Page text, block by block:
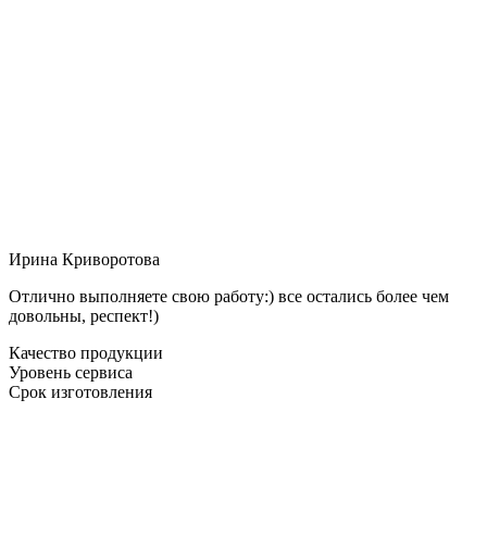
Ирина Криворотова
Отлично выполняете свою работу:) все остались более чем
довольны, респект!)
Качество продукции
Уровень сервиса
Срок изготовления